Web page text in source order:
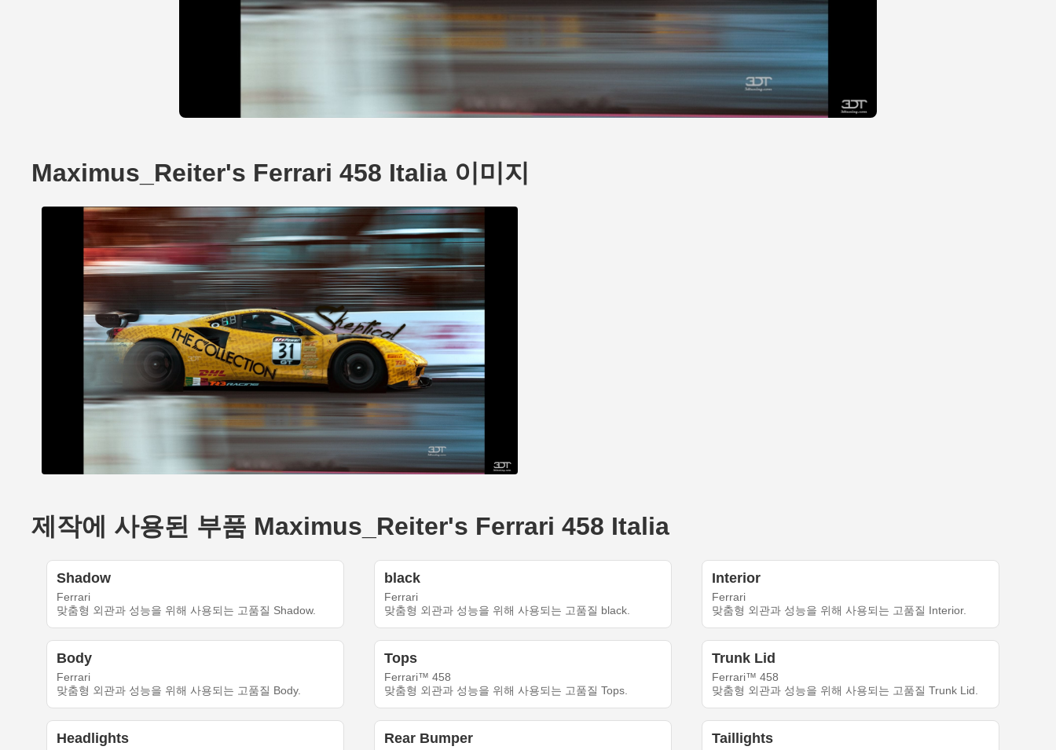
Maximus_Reiter's Ferrari 458 Italia 이미지
제작에 사용된 부품 Maximus_Reiter's Ferrari 458 Italia
Shadow
Ferrari
맞춤형 외관과 성능을 위해 사용되는 고품질 Shadow.
black
Ferrari
맞춤형 외관과 성능을 위해 사용되는 고품질 black.
Interior
Ferrari
맞춤형 외관과 성능을 위해 사용되는 고품질 Interior.
Body
Ferrari
맞춤형 외관과 성능을 위해 사용되는 고품질 Body.
Tops
Ferrari™ 458
맞춤형 외관과 성능을 위해 사용되는 고품질 Tops.
Trunk Lid
Ferrari™ 458
맞춤형 외관과 성능을 위해 사용되는 고품질 Trunk Lid.
Headlights Rear Bumper Taillights